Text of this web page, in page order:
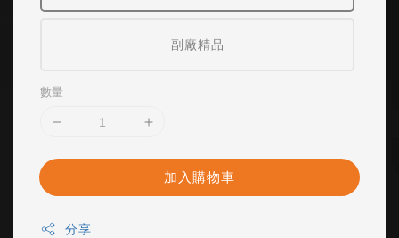
副廠精品
數量
加入購物車
分享